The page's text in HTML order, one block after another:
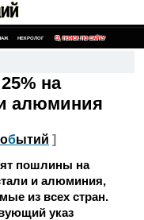
НЕКРОЛОГ ПОИСК ПО САЙТУ
на
алюминия
обытий ]
пошлины на
и алюминия,
из всех стран.
указ